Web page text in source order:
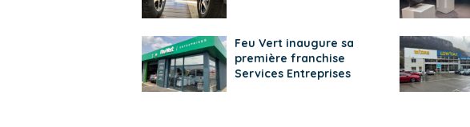
Feu Vert inaugure sa
première franchise
Services Entreprises